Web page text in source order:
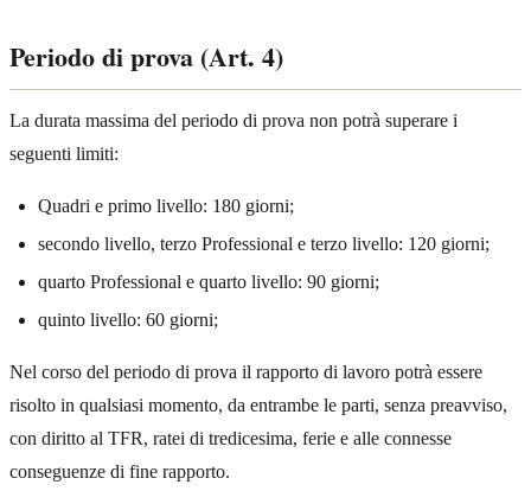
Periodo di prova (Art. 4)
La durata massima del periodo di prova non potrà superare i
seguenti limiti:
Quadri e primo livello: 180 giorni;
secondo livello, terzo Professional e terzo livello: 120 giorni;
quarto Professional e quarto livello: 90 giorni;
quinto livello: 60 giorni;
Nel corso del periodo di prova il rapporto di lavoro potrà essere
risolto in qualsiasi momento, da entrambe le parti, senza preavviso,
con diritto al TFR, ratei di tredicesima, ferie e alle connesse
conseguenze di fine rapporto.